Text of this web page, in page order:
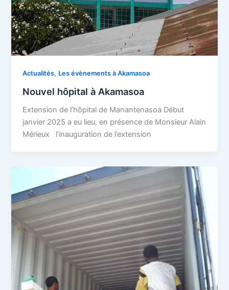
Actualités, Les évènements à Akamasoa
Nouvel hôpital à Akamasoa
Extension de l’hôpital de Manantenasoa Début
janvier 2025 a eu lieu, en présence de Monsieur Alain
Mérieux l’inauguration de l’extension